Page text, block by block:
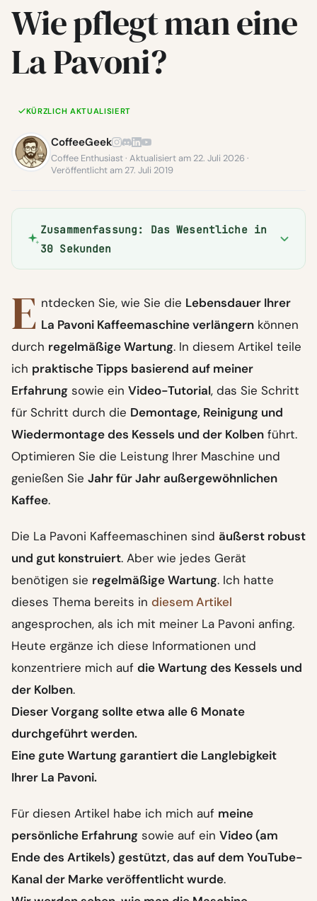
Wie pflegt man eine
La Pavoni?
KÜRZLICH AKTUALISIERT
CoffeeGeek
Coffee Enthusiast · Aktualisiert am 22. Juli 2026 ·
Veröffentlicht am 27. Juli 2019
Zusammenfassung: Das Wesentliche in
30 Sekunden
E ntdecken Sie, wie Sie die Lebensdauer Ihrer
La Pavoni Kaffeemaschine verlängern können
durch regelmäßige Wartung. In diesem Artikel teile
ich praktische Tipps basierend auf meiner
Erfahrung sowie ein Video-Tutorial, das Sie Schritt
für Schritt durch die Demontage, Reinigung und
Wiedermontage des Kessels und der Kolben führt.
Optimieren Sie die Leistung Ihrer Maschine und
genießen Sie Jahr für Jahr außergewöhnlichen
Kaffee.
Die La Pavoni Kaffeemaschinen sind äußerst robust
und gut konstruiert. Aber wie jedes Gerät
benötigen sie regelmäßige Wartung. Ich hatte
dieses Thema bereits in diesem Artikel
angesprochen, als ich mit meiner La Pavoni anfing.
Heute ergänze ich diese Informationen und
konzentriere mich auf die Wartung des Kessels und
der Kolben.
Dieser Vorgang sollte etwa alle 6 Monate
durchgeführt werden.
Eine gute Wartung garantiert die Langlebigkeit
Ihrer La Pavoni.
Für diesen Artikel habe ich mich auf meine
persönliche Erfahrung sowie auf ein Video (am
Ende des Artikels) gestützt, das auf dem YouTube-
Kanal der Marke veröffentlicht wurde.